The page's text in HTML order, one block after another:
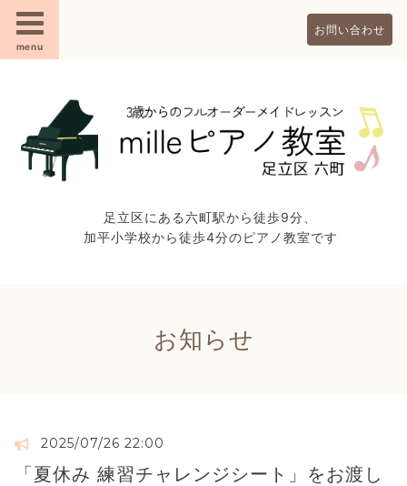
menu
お問い合わせ
足立区にある六町駅から徒歩9分、
加平小学校から徒歩4分のピアノ教室です
お知らせ
2025/07/26 22:00
「夏休み 練習チャレンジシート」をお渡し